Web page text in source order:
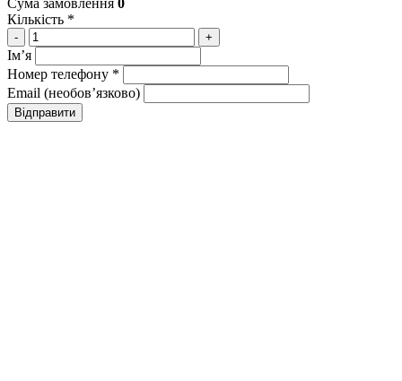
Кількість *
- +
Імʼя
Номер телефону *
Email (необовʼязково)
Відправити